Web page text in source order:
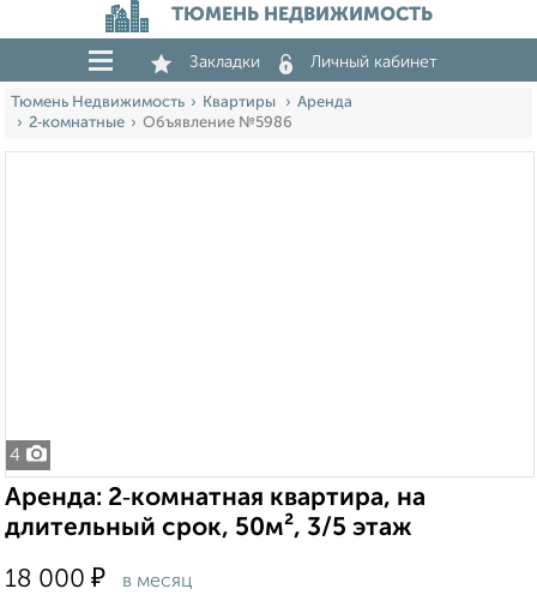
ТЮМЕНЬ НЕДВИЖИМОСТЬ
Закладки Личный кабинет
Тюмень Недвижимость Квартиры
Аренда
2‑комнатные
Объявление №5986
4
Аренда: 2‑комнатная квартира, на
длительный срок, 50м², 3/5 этаж
18 000 ₽ в месяц